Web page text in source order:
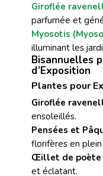
Giroflée
parfumée et
Myosotis
illuminant les
Bisannuelles
d’Exposition
Plantes pour
Giroflée
ensoleillés.
Pensées et
florifères en
Œillet de poète
et éclatant.